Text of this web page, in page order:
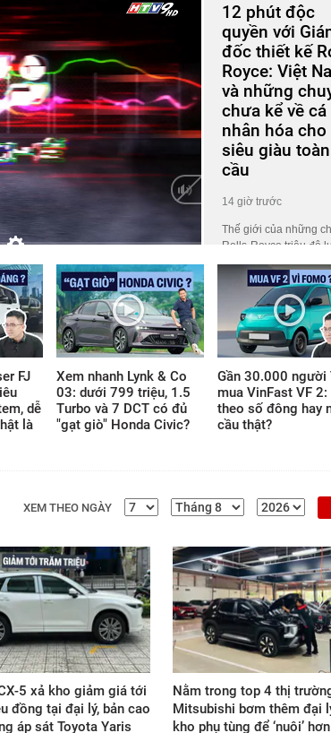
12 phút độc
quyền với
đốc thiết kế
Royce: Việt
và những
chưa kể về cá
nhân hóa
siêu giàu toàn
cầu
14 giờ trước
Thế giới của những
Rolls-Royce triệu đô
công chúng tò mò. Ở
trị không nằm ở những
động cơ gầm rú hay
lấp lánh, mà ẩn giấu
những tiêu chuẩn chế
khắt khe thách thức
hạn thông thường
giới vật chất.
FJ
dễ
là
Xem nhanh Lynk & Co
03: dưới 799 triệu, 1.5
Turbo và 7 DCT có đủ
"gạt giò" Honda Civic?
Gần 30.000 người
mua VinFast VF 2:
theo số đông hay
cầu thật?
XEM THEO NGÀY
5 xả kho giảm giá tới
đồng tại đại lý, bản cao
áp sát Toyota Yaris
Nằm trong top 4 thị
Mitsubishi bơm thêm đại
kho phụ tùng để ‘nuôi’ hơn